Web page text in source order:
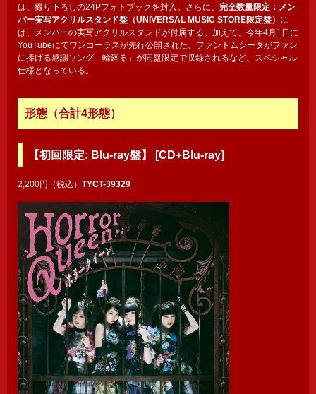
は、撮り下ろしの24Pフォトブックを封入。さらに、 完全数量限定：メン
バー実写アクリルスタンド盤（UNIVERSAL MUSIC STORE限定盤） に
は、メンバーの実写アクリルスタンドが付属する。加えて、今年4月1日に
YouTubeにてワンコーラスが先行公開された、ファントムシータがファン
に捧げる感謝ソング「輪廻る」が同盤限定で収録されるなど、スペシャル
仕様となっている。
形態（合計4形態）
【初回限定: Blu-ray盤】 [CD+Blu-ray]
2,200円（税込） TYCT-39329